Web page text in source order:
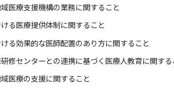
医療支援機構の業務に関すること
る医療提供体制に関すること
る効果的な医師配置のあり方に関すること
修センターとの連携に基づく医療人教育に関する
医療の支援に関すること